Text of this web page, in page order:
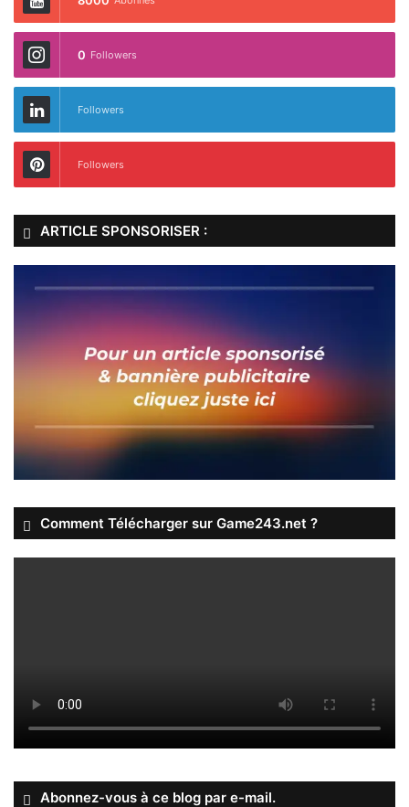
0 Followers
Followers
Followers
ARTICLE SPONSORISER :
Comment Télécharger sur Game243.net ?
Abonnez-vous à ce blog par e-mail.